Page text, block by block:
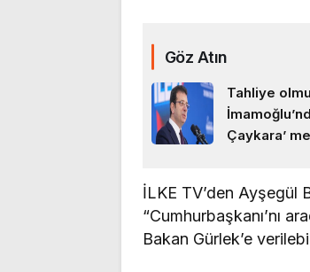
Göz Atın
Tahliye
Çaykara’
İLKE TV’den Ayşegül
“Cumhurbaşkanı’nı
Bakan Gürlek’e